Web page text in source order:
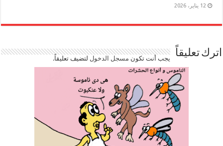
12 يناير، 2026
اترك تعليقاً يجب أنت تكون مسجل الدخوللتضيف تعليقاً.